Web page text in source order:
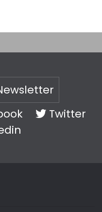
Twitter